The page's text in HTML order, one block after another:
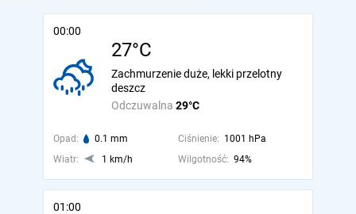
00:00
27°C
Odczuwalna 29°C
Zachmurzenie duże, lekki przelotny
deszcz
Opad: 0.1 mm Ciśnienie: 1001 hPa
Wiatr:
1 km/h Wilgotność: 94%
01:00